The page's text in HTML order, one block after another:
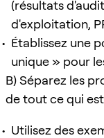
(résultats
d'exploitation,
Établissez une
unique » pour
B) Séparez les
de tout ce qui
Utilisez des